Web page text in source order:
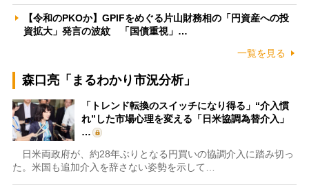
【令和のPKOか】GPIFをめぐる片山財務相の「円資産への投
資拡大」発言の波紋 「国債重視」…
一覧を見る
森口亮「まるわかり市況分析」
「トレンド転換のスイッチになり得る」“介入慣
れ”した市場心理を変える「日米協調為替介入」
…
日米両政府が、約28年ぶりとなる円買いの協調介入に踏み切っ
た。米国も追加介入を辞さない姿勢を示して…